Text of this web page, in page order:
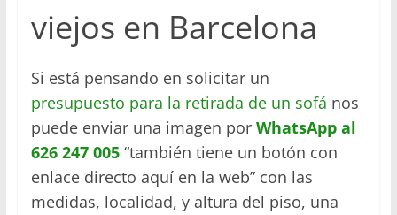
viejos en Barcelona
Si está pensando en solicitar un
presupuesto para la retirada de un sofá nos
puede enviar una imagen por WhatsApp al
626 247 005“también tiene un botón con
enlace directo aquí en la web” con las
medidas, localidad, y altura del piso, una